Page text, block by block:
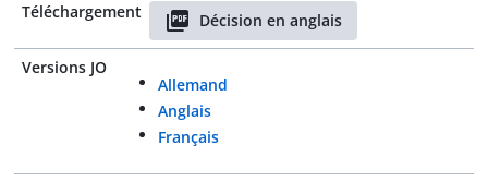
Téléchargement
Décision en anglais
Versions JO
Allemand
Anglais
Français